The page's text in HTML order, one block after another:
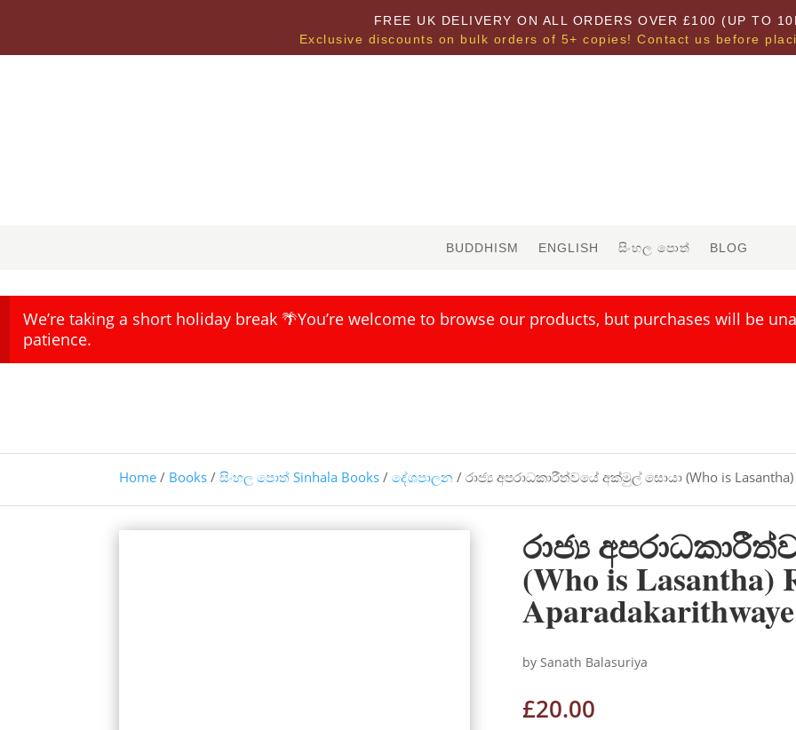
FREE UK DELIVERY ON ALL ORDERS OVER £100 (UP TO
Exclusive discounts on bulk orders of 5+ copies! Contact us before
BUDDHISM ENGLISH සිංහල පොත් BLOG
We’re taking a short holiday break 🌴You’re welcome to browse our products, but purchases will be
patience.
Home / Books /සිංහල පොත් Sinhala Books /දේශපාලන / රාජ්‍ය අපරාධකාරීත්වයේ අක්මුල් සොයා (Who is Lasantha)
රාජ්‍ය
(Who is Lasantha)
by Sanath Balasuriya
£20.00